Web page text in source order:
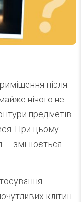
після
нічого не
предметів
При цьому
— змінюється
клітин